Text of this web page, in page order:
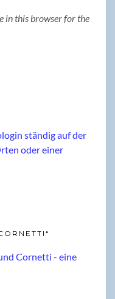
in this browser for the